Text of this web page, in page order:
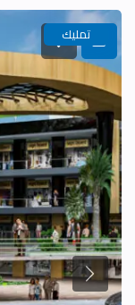
تمليك